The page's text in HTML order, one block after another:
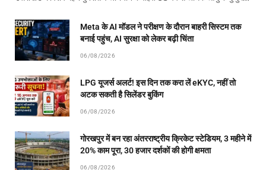
Meta के AI मॉडल ने परीक्षण के दौरान बाहरी सिस्टम तक
बनाई पहुंच, AI सुरक्षा को लेकर बढ़ी चिंता
06/08/2026
LPG यूजर्स अलर्ट! इस दिन तक करा लें eKYC, नहीं तो
अटक सकती है सिलेंडर बुकिंग
06/08/2026
गोरखपुर में बन रहा अंतरराष्ट्रीय क्रिकेट स्टेडियम, 3 महीने में
20% काम पूरा, 30 हजार दर्शकों की होगी क्षमता
06/08/2026